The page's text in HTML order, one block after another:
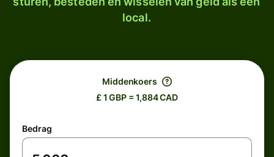
local.
Middenkoers
£ 1 GBP = 1,884 CAD
Bedrag